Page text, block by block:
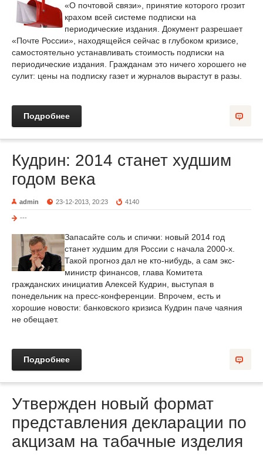
«О почтовой связи», принятие которого грозит
крахом всей системе подписки на
периодические издания. Документ разрешает
«Почте России», находящейся сейчас в глубоком кризисе,
самостоятельно устанавливать стоимость подписки на
периодические издания. Гражданам это ничего хорошего не
сулит: цены на подписку газет и журналов вырастут в разы.
Подробнее
Кудрин: 2014 станет худшим
годом века
admin 23-12-2013, 20:23 4140
---
Запасайте соль и спички: новый 2014 год
станет худшим для России с начала 2000-х.
Такой прогноз дал не кто-нибудь, а сам экс-
министр финансов, глава Комитета
гражданских инициатив Алексей Кудрин, выступая в
понедельник на пресс-конференции. Впрочем, есть и
хорошие новости: банковского кризиса Кудрин паче чаяния
не обещает.
Подробнее
Утвержден новый формат
представления декларации по
акцизам на табачные изделия